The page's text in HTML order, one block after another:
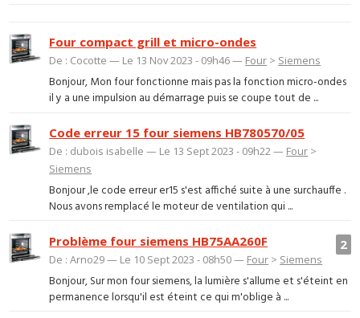
Four compact grill et micro-ondes
De : Cocotte — Le 13 Nov 2023 - 09h46 — Four > Siemens
Bonjour, Mon four fonctionne mais pas la fonction micro-ondes
il y a une impulsion au démarrage puis se coupe tout de ...
Code erreur 15 four siemens HB780570/05
De : dubois isabelle — Le 13 Sept 2023 - 09h22 — Four >
Siemens
Bonjour ,le code erreur er15 s'est affiché suite à une surchauffe .
Nous avons remplacé le moteur de ventilation qui ...
2
Problème four siemens HB75AA260F
De : Arno29 — Le 10 Sept 2023 - 08h50 — Four > Siemens
Bonjour, Sur mon four siemens, la lumière s'allume et s'éteint en
permanence lorsqu'il est éteint ce qui m'oblige à ...